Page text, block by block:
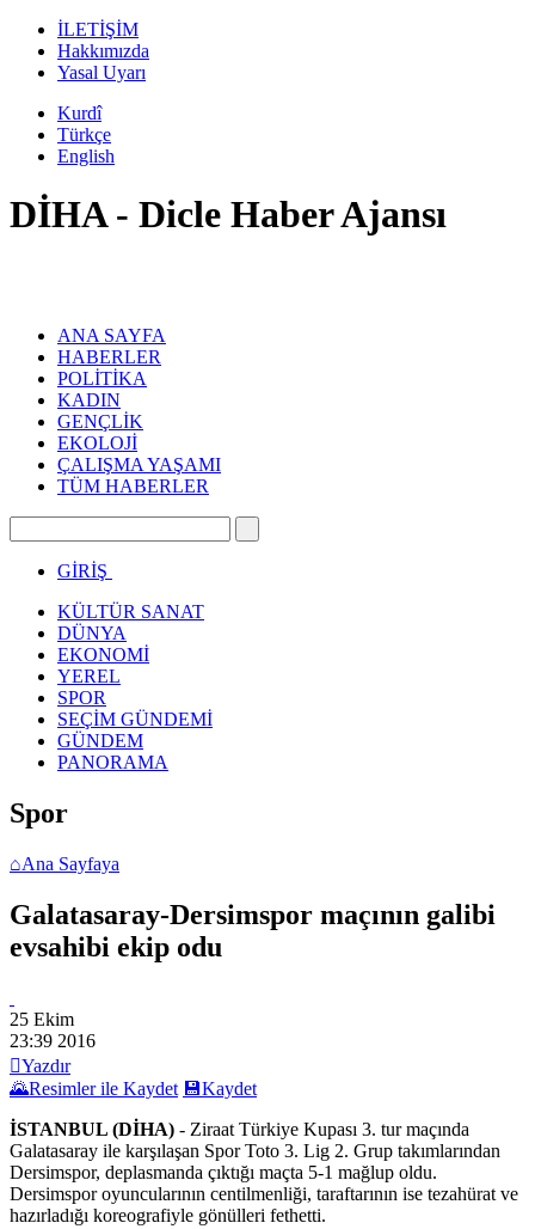
İLETİŞİM
Hakkımızda
Yasal Uyarı
Kurdî
Türkçe
English
DİHA - Dicle Haber Ajansı
ANA SAYFA
HABERLER
POLİTİKA
KADIN
GENÇLİK
EKOLOJİ
ÇALIŞMA YAŞAMI
TÜM HABERLER
GİRİŞ
KÜLTÜR SANAT
DÜNYA
EKONOMİ
YEREL
SPOR
SEÇİM GÜNDEMİ
GÜNDEM
PANORAMA
Spor
⌂Ana Sayfaya
Galatasaray-Dersimspor maçının galibi
evsahibi ekip odu
25 Ekim
23:39 2016
Yazdır
🌄Resimler ile Kaydet 💾Kaydet
İSTANBUL (DİHA) - Ziraat Türkiye Kupası 3. tur maçında
Galatasaray ile karşılaşan Spor Toto 3. Lig 2. Grup takımlarından
Dersimspor, deplasmanda çıktığı maçta 5-1 mağlup oldu.
Dersimspor oyuncularının centilmenliği, taraftarının ise tezahürat ve
hazırladığı koreografiyle gönülleri fethetti.